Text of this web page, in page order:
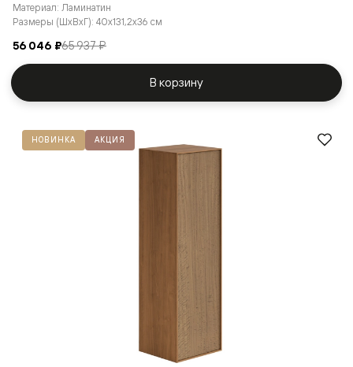
Материал: Ламинатин
Размеры (ШxВxГ): 40x131,2x36 см
56 046 ₽65 937 ₽
В корзину
НОВИНКА АКЦИЯ